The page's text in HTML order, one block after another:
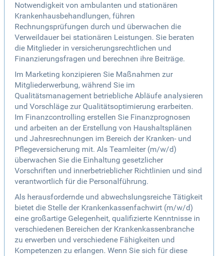
Notwendigkeit von ambulanten und stationären
Krankenhausbehandlungen, führen
Rechnungsprüfungen durch und überwachen die
Verweildauer bei stationären Leistungen. Sie beraten
die Mitglieder in versicherungsrechtlichen und
Finanzierungsfragen und berechnen ihre Beiträge.
Im Marketing konzipieren Sie Maßnahmen zur
Mitgliederwerbung, während Sie im
Qualitätsmanagement betriebliche Abläufe analysieren
und Vorschläge zur Qualitätsoptimierung erarbeiten.
Im Finanzcontrolling erstellen Sie Finanzprognosen
und arbeiten an der Erstellung von Haushaltsplänen
und Jahresrechnungen im Bereich der Kranken- und
Pflegeversicherung mit. Als Teamleiter (m/w/d)
überwachen Sie die Einhaltung gesetzlicher
Vorschriften und innerbetrieblicher Richtlinien und sind
verantwortlich für die Personalführung.
Als herausfordernde und abwechslungsreiche Tätigkeit
bietet die Stelle der Krankenkassenfachwirt (m/w/d)
eine großartige Gelegenheit, qualifizierte Kenntnisse in
verschiedenen Bereichen der Krankenkassenbranche
zu erwerben und verschiedene Fähigkeiten und
Kompetenzen zu erlangen. Wenn Sie sich für diese